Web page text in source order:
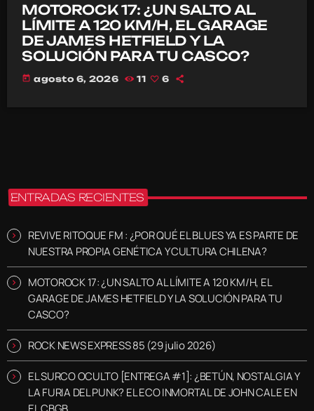
MOTOROCK 17: ¿UN SALTO AL
LÍMITE A 120 KM/H, EL GARAGE
DE JAMES HETFIELD Y LA
SOLUCIÓN PARA TU CASCO?
today agosto 6, 2026 11 6
ENTRADAS RECIENTES
REVIVE RITOQUE FM : ¿POR QUÉ EL BLUES YA ES PARTE DE
NUESTRA PROPIA GENÉTICA Y CULTURA CHILENA?
MOTOROCK 17: ¿UN SALTO AL LÍMITE A 120 KM/H, EL
GARAGE DE JAMES HETFIELD Y LA SOLUCIÓN PARA TU
CASCO?
ROCK NEWS EXPRESS 85 (29 julio 2026)
EL SURCO OCULTO [ENTREGA #1]: ¿BETÚN, NOSTALGIA Y
LA FURIA DEL PUNK? EL ECO INMORTAL DE JOHN CALE EN